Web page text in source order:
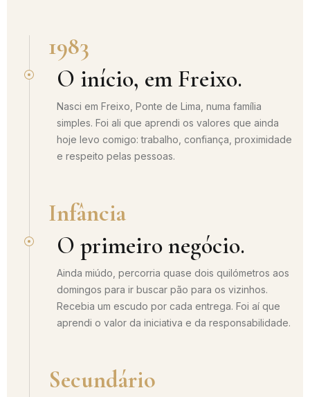
1983
O início, em Freixo.
Nasci em Freixo, Ponte de Lima, numa família
simples. Foi ali que aprendi os valores que ainda
hoje levo comigo: trabalho, confiança, proximidade
e respeito pelas pessoas.
Infância
O primeiro negócio.
Ainda miúdo, percorria quase dois quilómetros aos
domingos para ir buscar pão para os vizinhos.
Recebia um escudo por cada entrega. Foi aí que
aprendi o valor da iniciativa e da responsabilidade.
Secundário